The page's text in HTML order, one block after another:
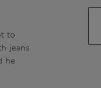
to
jeans
he